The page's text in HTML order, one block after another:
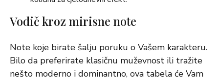
Vodič kroz mirisne note
Note koje birate šalju poruku o Vašem karakteru.
Bilo da preferirate klasičnu muževnost ili tražite
nešto moderno i dominantno, ova tabela će Vam